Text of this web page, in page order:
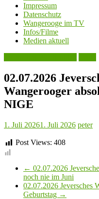
Impressum
Datenschutz
Wangerooge im TV
Infos/Filme
Medien aktuell
02.07.2026
Wangerooger
NIGE
1. Juli 20261. Juli 2026 peter
Post Views: 408
← 02.07.2026
noch nie im Juni
02.07.2026 Jeversches
Geburtstag →